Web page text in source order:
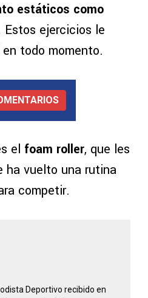
estáticos como
ejercicios le
todo momento.
el foam roller, que les
ha vuelto una rutina
competir.
Deportivo recibido en